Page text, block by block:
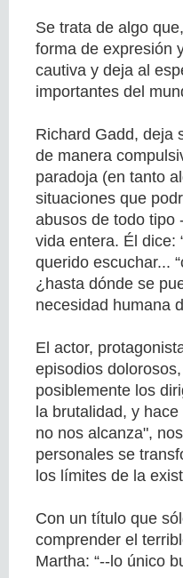
Se trata de algo
forma de expresión
cautiva y deja al
importantes del
Richard Gadd, deja
de manera
paradoja (en tanto
situaciones que
abusos de todo tipo
vida entera. Él dice:
querido escuchar...
¿hasta dónde se
necesidad humana
El actor,
episodios
posiblemente los
la brutalidad, y
no nos alcanza",
personales se
los límites de la
Con un título que
comprender el
Martha: “--lo único